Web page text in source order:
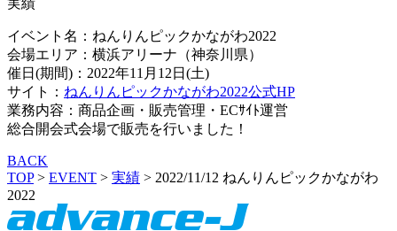
実績
イベント名：ねんりんピックかながわ2022
会場エリア：横浜アリーナ（神奈川県）
催日(期間)：2022年11月12日(土)
サイト： ねんりんピックかながわ2022公式HP
業務内容：商品企画・販売管理・ECｻｲﾄ運営
総合開会式会場で販売を行いました！
BACK
TOP> EVENT > 実績 > 2022/11/12 ねんりんピックかながわ
2022